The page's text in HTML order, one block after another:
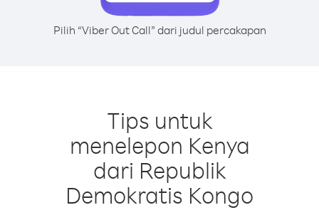
Pilih “Viber Out Call” dari judul percakapan
Tips untuk
menelepon Kenya
dari Republik
Demokratis Kongo